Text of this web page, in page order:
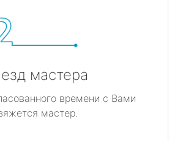
мастера
времени с Вами
мастер.